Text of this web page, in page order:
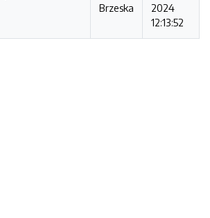
Brzeska
2024
12:13:52